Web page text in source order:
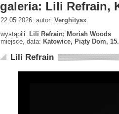
galeria: Lili Refrain,
22.05.2026 autor: Verghityax
wystąpili: Lili Refrain; Moriah Woods
miejsce, data: Katowice, Piąty Dom,
Lili Refrain